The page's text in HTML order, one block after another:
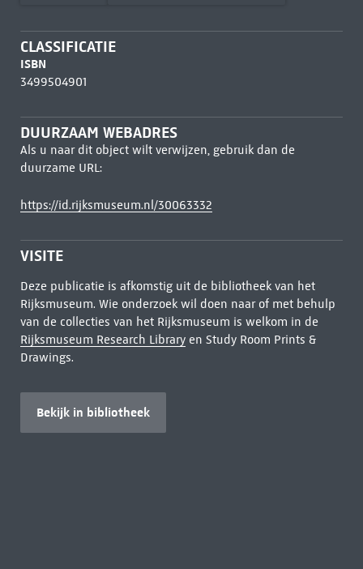
CLASSIFICATIE
ISBN
3499504901
DUURZAAM WEBADRES
Als u naar dit object wilt verwijzen, gebruik dan de
duurzame URL:
https://id.rijksmuseum.nl/30063332
VISITE
Deze publicatie is afkomstig uit de bibliotheek van het
Rijksmuseum. Wie onderzoek wil doen naar of met behulp
van de collecties van het Rijksmuseum is welkom in de
Rijksmuseum Research Libraryen Study Room Prints &
Drawings.
Bekijk in bibliotheek